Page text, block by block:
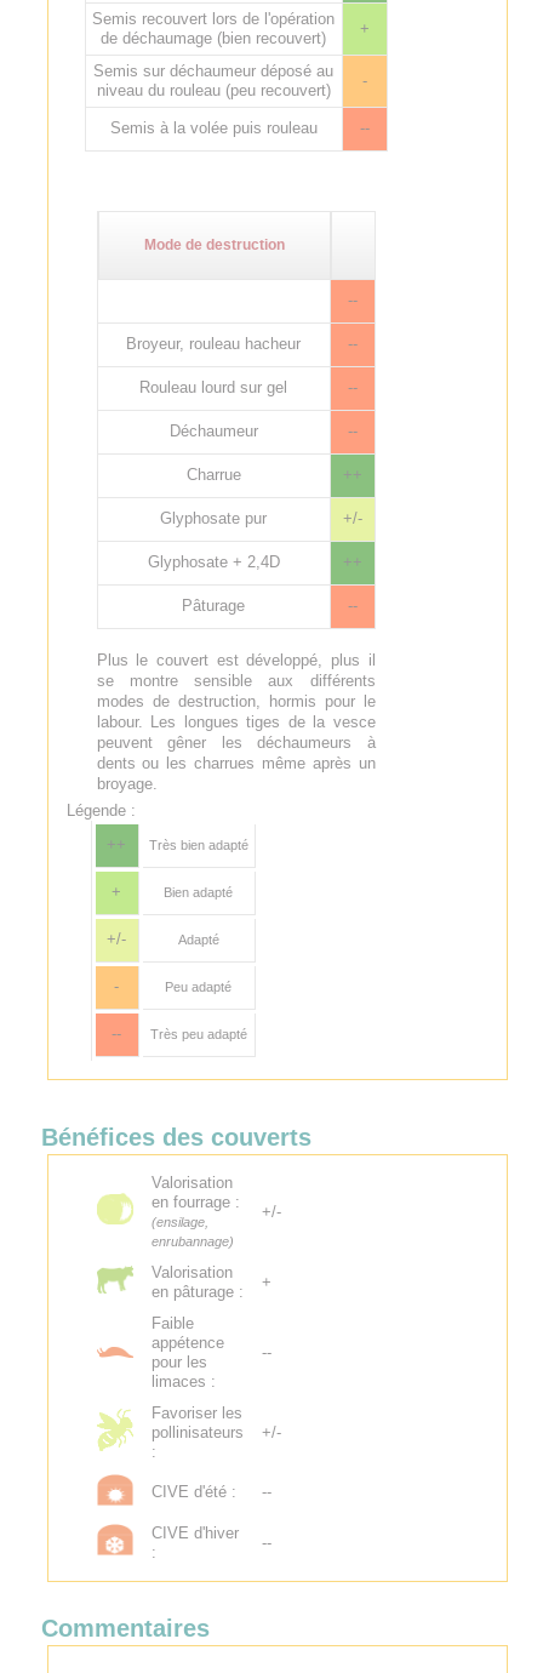
Semis recouvert lors de l'opération
de déchaumage (bien recouvert)
+
Semis sur déchaumeur déposé au
niveau du rouleau (peu recouvert)
-
Semis à la volée puis rouleau --
Mode de destruction
--
Broyeur, rouleau hacheur --
Rouleau lourd sur gel --
Déchaumeur --
Charrue ++
Glyphosate pur +/-
Glyphosate + 2,4D ++
Pâturage --
Plus le couvert est développé, plus il
se montre sensible aux différents
modes de destruction, hormis pour le
labour. Les longues tiges de la vesce
peuvent gêner les déchaumeurs à
dents ou les charrues même après un
broyage.
Légende :
++
Très bien adapté
+ Bien adapté
+/- Adapté
- Peu adapté
-- Très peu adapté
Bénéfices des couverts
Valorisation
en fourrage :
(ensilage,
enrubannage)
+/-
Valorisation
en pâturage :
+
Faible
appétence
pour les
limaces :
--
Favoriser les
pollinisateurs
:
+/-
CIVE d'été : --
CIVE d'hiver
:
--
Commentaires